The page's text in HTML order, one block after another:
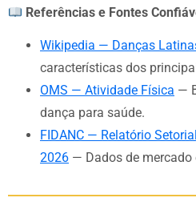
Referências e Fontes
Wikipedia — Danças
características dos
OMS — Atividade Física —
dança para saúde.
FIDANC — Relatório
2026 — Dados de mercado